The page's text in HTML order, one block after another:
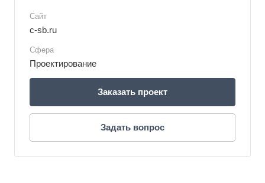
Сайт
c-sb.ru
Сфера
Проектирование
Заказать проект
Задать вопрос